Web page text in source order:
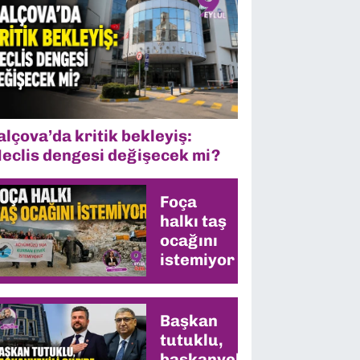
kritik bekleyiş:
dengesi değişecek mi?
Foça
halkı taş
ocağını
istemiyor
Başkan
tutuklu,